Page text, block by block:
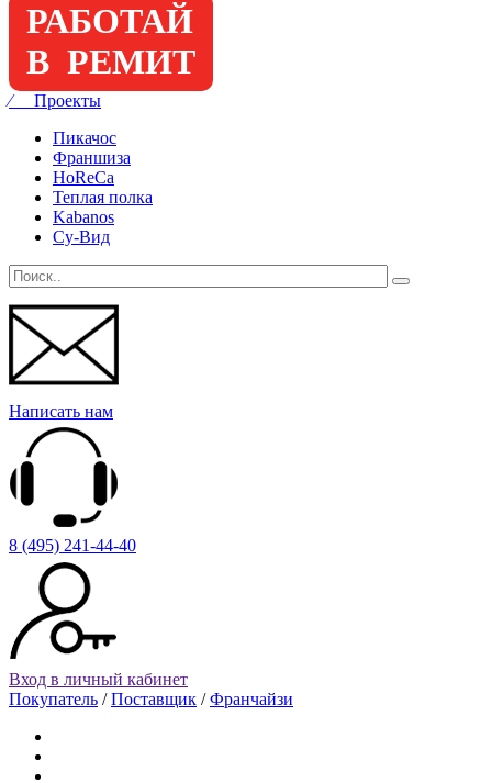
РАБОТАЙ
В РЕМИТ
⁄ Проекты
Пикачос
Франшиза
HoReCa
Теплая полка
Kabanos
Су-Вид
Написать нам
8 (495) 241-44-40
Вход в личный кабинет
Покупатель /Поставщик /Франчайзи